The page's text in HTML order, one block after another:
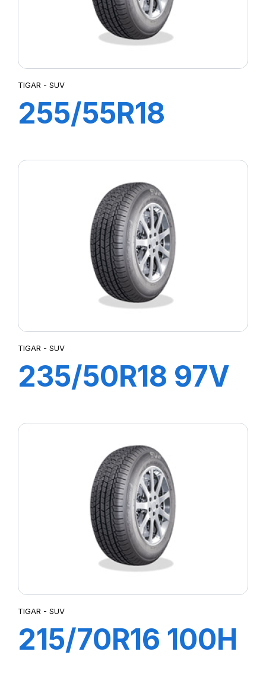
TIGAR - SUV
255/55R18
TIGAR - SUV
235/50R18 97V
TIGAR - SUV
215/70R16 100H